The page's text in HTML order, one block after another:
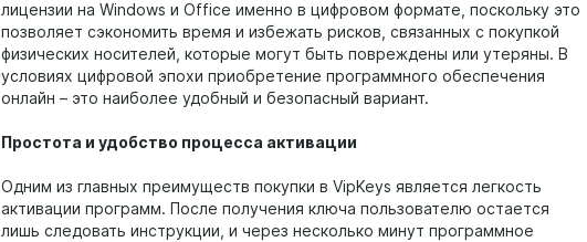
лицензии на Windows и Office именно в цифровом формате, поскольку это
позволяет сэкономить время и избежать рисков, связанных с покупкой
физических носителей, которые могут быть повреждены или утеряны. В
условиях цифровой эпохи приобретение программного обеспечения
онлайн – это наиболее удобный и безопасный вариант.
Простота и удобство процесса активации
Одним из главных преимуществ покупки в VipKeys является легкость
активации программ. После получения ключа пользователю остается
лишь следовать инструкции, и через несколько минут программное